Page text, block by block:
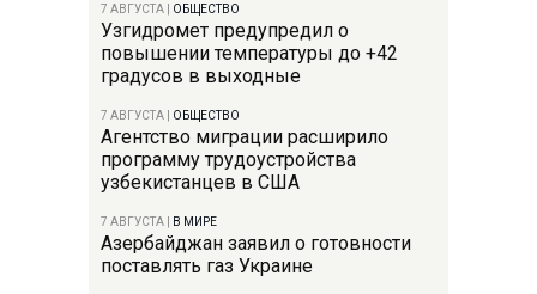
7 АВГУСТА ОБЩЕСТВО
Узгидромет предупредил о
повышении температуры до +42
градусов в выходные
7 АВГУСТА ОБЩЕСТВО
Агентство миграции расширило
программу трудоустройства
узбекистанцев в США
7 АВГУСТА В МИРЕ
Азербайджан заявил о готовности
поставлять газ Украине